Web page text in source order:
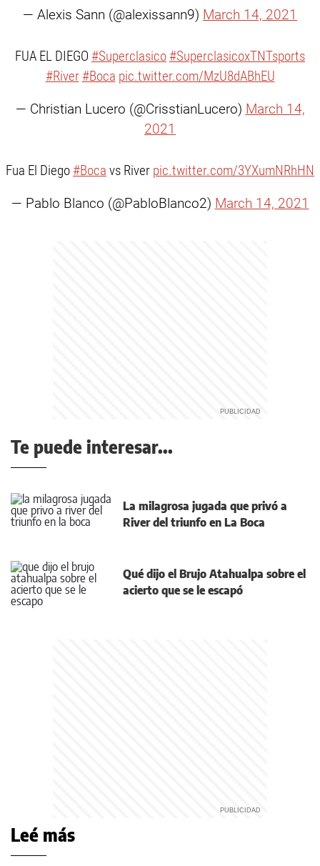
— Alexis Sann (@alexissann9) March 14, 2021
FUA EL DIEGO #Superclasico #SuperclasicoxTNTsports
#River #Boca pic.twitter.com/MzU8dABhEU
— Christian Lucero (@CrisstianLucero) March 14,
2021
Fua El Diego #Boca vs River pic.twitter.com/3YXumNRhHN
— Pablo Blanco (@PabloBlanco2) March 14, 2021
Te puede interesar...
La milagrosa jugada que privó a
River del triunfo en La Boca
Qué dijo el Brujo Atahualpa sobre el
acierto que se le escapó
Leé más